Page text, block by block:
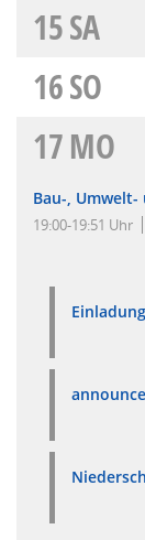
15SA
16SO
17MO
Bau-, Umwelt-
19:00-19:51 Uhr
Einladung
announce